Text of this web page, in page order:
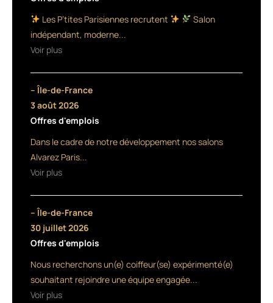
arrondissement,
Boucles
formations
déjà
dans
domaine
(bouclé/frisé/crépu)
depuis
années.
formation
certifié
Les P’tites Parisiennes recrutent
Salon
indépendant, moderne...
Voir plus
– Île-de-France
3 août 2026
Offres d'emplois
Dans le cadre de notre développement nos salons
Alvarez Paris...
Voir plus
– Île-de-France
30 juillet 2026
Offres d'emplois
Nous recherchons un(e) coiffeur(se) expérimenté(e)
souhaitant rejoindre une équipe engagée...
Voir plus